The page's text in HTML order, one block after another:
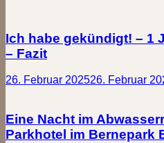
Ich habe gekündigt! – 1
– Fazit
26. Februar 202526. Februar
Eine Nacht im
Parkhotel im Bernepark